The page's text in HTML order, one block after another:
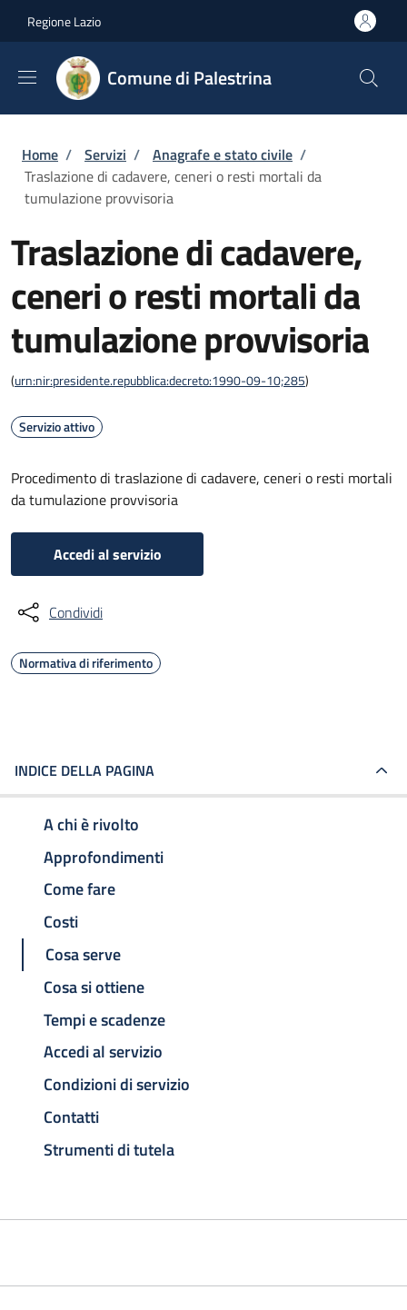
Regione Lazio
Comune di Palestrina
Briciole di pane
Home / Servizi / Anagrafe e stato civile /
Traslazione di cadavere, ceneri o resti mortali da
tumulazione provvisoria
Traslazione di cadavere,
ceneri o resti mortali da
tumulazione provvisoria
(urn:nir:presidente.repubblica:decreto:1990-09-10;285)
Servizio attivo
Procedimento di traslazione di cadavere, ceneri o resti mortali
da tumulazione provvisoria
Accedi al servizio
Condividi
Normativa di riferimento
INDICE DELLA PAGINA
A chi è rivolto
Approfondimenti
Come fare
Costi
Cosa serve
Cosa si ottiene
Tempi e scadenze
Accedi al servizio
Condizioni di servizio
Contatti
Strumenti di tutela